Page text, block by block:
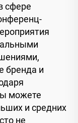
сфере
бренда и
можете
и средних
не